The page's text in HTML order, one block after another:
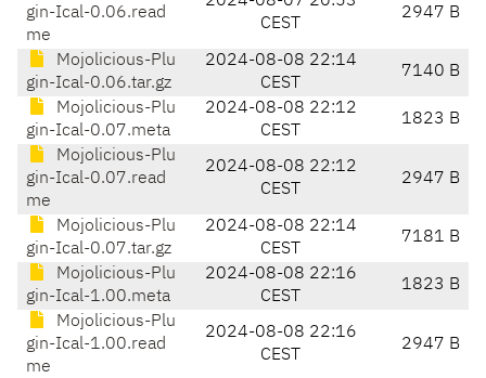
gin-Ical-0.06.read
me
CEST
2947 B
Mojolicious-Plu
gin-Ical-0.06.tar.gz
2024-08-08 22:14
CEST
7140 B
Mojolicious-Plu
gin-Ical-0.07.meta
2024-08-08 22:12
CEST
1823 B
Mojolicious-Plu
gin-Ical-0.07.read
me
2024-08-08 22:12
CEST
2947 B
Mojolicious-Plu
gin-Ical-0.07.tar.gz
2024-08-08 22:14
CEST
7181 B
Mojolicious-Plu
gin-Ical-1.00.meta
2024-08-08 22:16
CEST
1823 B
Mojolicious-Plu
gin-Ical-1.00.read
me
2024-08-08 22:16
CEST
2947 B